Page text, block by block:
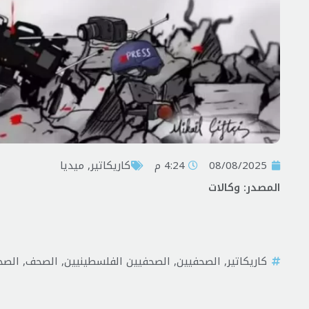
08/08/2025 4:24 م کاریکاتیر, ميديا
المصدر: وكالات
کاریکاتیر, الصحفيين, الصحفيين الفلسطينيين, الصحف,